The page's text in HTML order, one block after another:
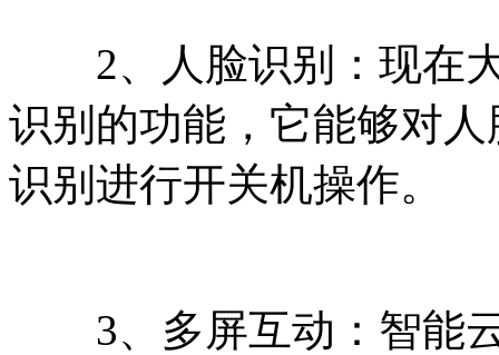
2、人脸识别：现在大
识别的功能，它能够对
识别进行开关机操作。
3、多屏互动：智能云